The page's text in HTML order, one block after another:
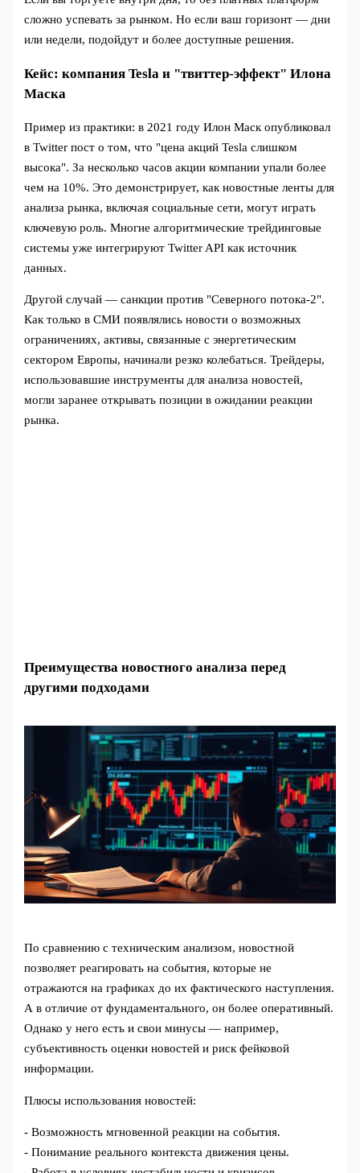
сложно успевать за рынком. Но если ваш горизонт — дни
или недели, подойдут и более доступные решения.
Кейс: компания Tesla и "твиттер-эффект" Илона
Маска
Пример из практики: в 2021 году Илон Маск опубликовал
в Twitter пост о том, что "цена акций Tesla слишком
высока". За несколько часов акции компании упали более
чем на 10%. Это демонстрирует, как новостные ленты для
анализа рынка, включая социальные сети, могут играть
ключевую роль. Многие алгоритмические трейдинговые
системы уже интегрируют Twitter API как источник
данных.
Другой случай — санкции против "Северного потока-2".
Как только в СМИ появлялись новости о возможных
ограничениях, активы, связанные с энергетическим
сектором Европы, начинали резко колебаться. Трейдеры,
использовавшие инструменты для анализа новостей,
могли заранее открывать позиции в ожидании реакции
рынка.
Преимущества новостного анализа перед
другими подходами
По сравнению с техническим анализом, новостной
позволяет реагировать на события, которые не
отражаются на графиках до их фактического наступления.
А в отличие от фундаментального, он более оперативный.
Однако у него есть и свои минусы — например,
субъективность оценки новостей и риск фейковой
информации.
Плюсы использования новостей:
- Возможность мгновенной реакции на события.
- Понимание реального контекста движения цены.